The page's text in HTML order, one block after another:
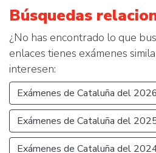
Búsquedas
¿No has encontrado lo que
enlaces tienes exámenes
interesen:
Exámenes de Cataluña del 2026
Exámenes de Cataluña del
Exámenes de Cataluña del